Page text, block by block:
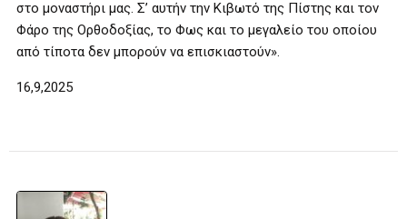
στο μοναστήρι μας. Σ’ αυτήν την Κιβωτό της Πίστης και τον
Φάρο της Ορθοδοξίας, το Φως και το μεγαλείο του οποίου
από τίποτα δεν μπορούν να επισκιαστούν».
16,9,2025